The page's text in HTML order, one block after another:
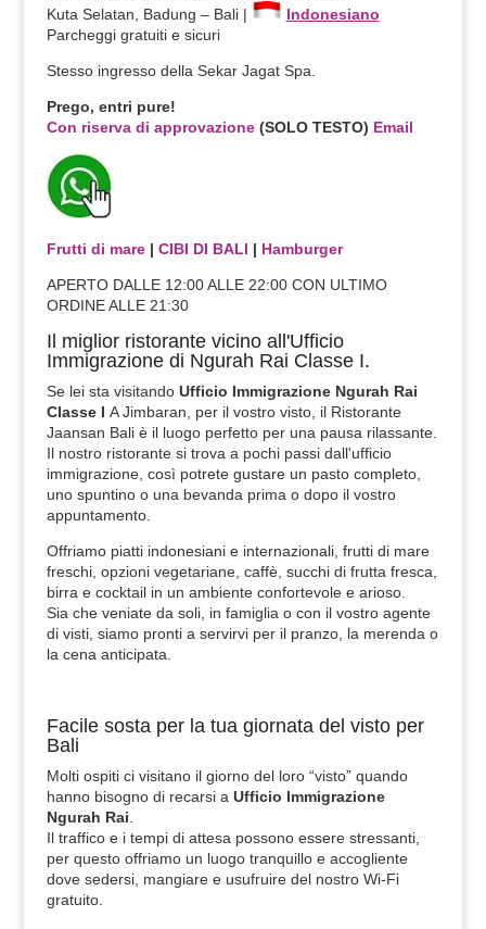
Kuta Selatan, Badung – Bali |
Indonesiano
Parcheggi gratuiti e sicuri
Stesso ingresso della Sekar Jagat Spa.
Prego, entri pure!
Con riserva di approvazione(SOLO TESTO) Email
Frutti di mare| CIBI DI BALI | Hamburger
APERTO DALLE 12:00 ALLE 22:00 CON ULTIMO
ORDINE ALLE 21:30
Il miglior ristorante vicino all'Ufficio
Immigrazione di Ngurah Rai Classe I.
Se lei sta visitando Ufficio Immigrazione Ngurah Rai
Classe I A Jimbaran, per il vostro visto, il Ristorante
Jaansan Bali è il luogo perfetto per una pausa rilassante.
Il nostro ristorante si trova a pochi passi dall'ufficio
immigrazione, così potrete gustare un pasto completo,
uno spuntino o una bevanda prima o dopo il vostro
appuntamento.
Offriamo piatti indonesiani e internazionali, frutti di mare
freschi, opzioni vegetariane, caffè, succhi di frutta fresca,
birra e cocktail in un ambiente confortevole e arioso.
Sia che veniate da soli, in famiglia o con il vostro agente
di visti, siamo pronti a servirvi per il pranzo, la merenda o
la cena anticipata.
Facile sosta per la tua giornata del visto per
Bali
Molti ospiti ci visitano il giorno del loro “visto” quando
hanno bisogno di recarsi a Ufficio Immigrazione
Ngurah Rai.
Il traffico e i tempi di attesa possono essere stressanti,
per questo offriamo un luogo tranquillo e accogliente
dove sedersi, mangiare e usufruire del nostro Wi-Fi
gratuito.